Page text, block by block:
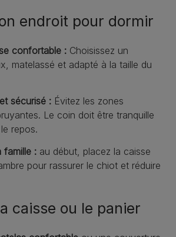
endroit pour dormir
confortable : Choisissez un
matelassé et adapté à la taille du
sécurisé : Évitez les zones
Le coin doit être tranquille
repos.
famille : au début, placez la caisse
pour rassurer le chiot et réduire
caisse ou le panier